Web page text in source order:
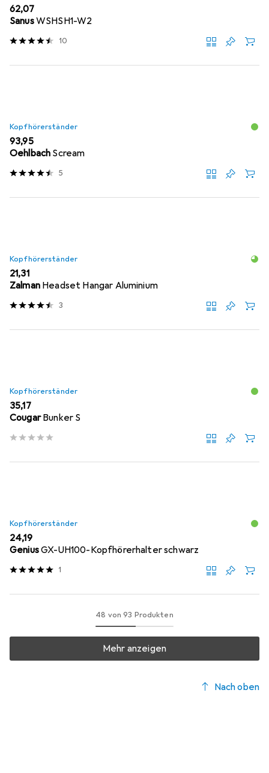
EUR
62,07
SanusWSHSH1-W2
10
Kopfhörerständer
EUR
93,95
Oehlbach Scream
5
Kopfhörerständer
EUR
21,31
Zalman Headset Hangar Aluminium
3
Kopfhörerständer
EUR
35,17
Cougar Bunker S
Kopfhörerständer
EUR
24,19
GeniusGX-UH100-Kopfhörerhalter schwarz
1
48 von 93 Produkten
Mehr anzeigen
Nach oben